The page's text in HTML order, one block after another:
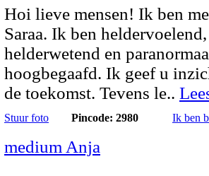
Hoi lieve mensen! Ik ben
Saraa. Ik ben heldervoelend,
helderwetend en
hoogbegaafd. Ik geef u
de toekomst. Tevens le..
Stuur foto Pincode: 2980 Ik ben
medium Anja